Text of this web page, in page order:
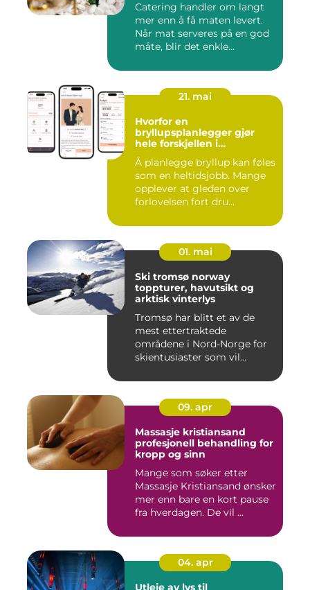
Catering handler om langt
mer enn å få maten levert.
Når mat serveres på en god
måte, blir det enkle...
21. mai
Hvorfor en
bryllupsplanlegger gjør
hele forskjellen i
bryllupsplanleggingen
Å planlegge bryllup kan føles
som en heltidsjobb. Mange
opplever at gleden over
forlovelsen fort dru...
01. mai
Ski tromsø norway
toppturer, havutsikt og
arktisk vinterlys
Tromsø har blitt et av de
mest ettertraktede
områdene i Nord-Norge for
skientusiaster som vil
09. apr
Massasje kristiansand
profesjonell behandling for
kropp og sinn
Mange som søker etter
Massasje Kristiansand ønsker
mer enn bare en kort pause
fra hverdagen. De vil ...
04. apr
Utleie av lys til